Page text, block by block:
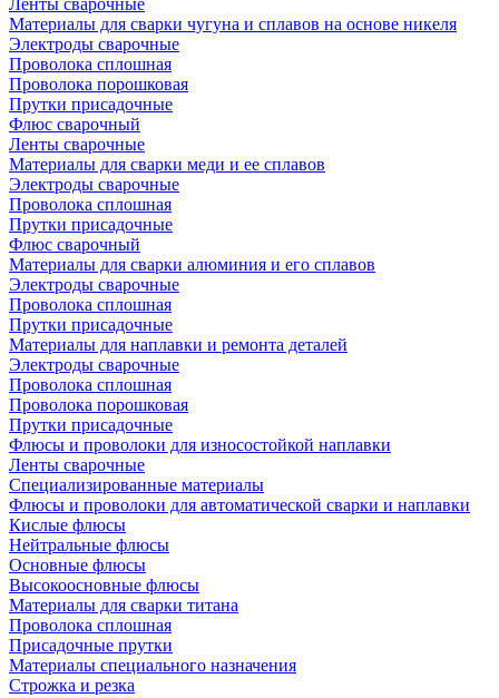
Ленты сварочные
Материалы для сварки чугуна и сплавов на основе никеля
Электроды сварочные
Проволока сплошная
Проволока порошковая
Прутки присадочные
Флюс сварочный
Ленты сварочные
Материалы для сварки меди и ее сплавов
Электроды сварочные
Проволока сплошная
Прутки присадочные
Флюс сварочный
Материалы для сварки алюминия и его сплавов
Электроды сварочные
Проволока сплошная
Прутки присадочные
Материалы для наплавки и ремонта деталей
Электроды сварочные
Проволока сплошная
Проволока порошковая
Прутки присадочные
Флюсы и проволоки для износостойкой наплавки
Ленты сварочные
Специализированные материалы
Флюсы и проволоки для автоматической сварки и наплавки
Кислые флюсы
Нейтральные флюсы
Основные флюсы
Высокоосновные флюсы
Материалы для сварки титана
Проволока сплошная
Присадочные прутки
Материалы специального назначения
Строжка и резка